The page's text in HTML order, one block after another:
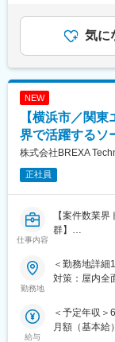
医療現場の
高信頼性が求
ベンダーや
Web・SREエ
る開発に取り
ラインの中核
にはライン
【職務概要】
原子力発電所
原子力発電
わる以下の職
・制御システ
作成。
・顧客施設
・稼働中施設
額であり、
固定手当を含
気に
NEW
【横浜市／関
界で活躍するソ
株式会社BREXA
正社員
仕事内容
【案件数業
群】
■業務内容：
新規事業であ
ながらプロジ
・顧客やステ
勤務地
＜勤務地詳細
対策：屋内全
動喫煙対策
モートワーク
給与
＜予定年収＞
月額（基本給